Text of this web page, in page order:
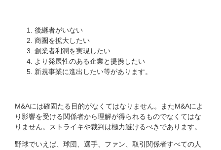
後継者がいない
商圏を拡大したい
創業者利潤を実現したい
より発展性のある企業と提携したい
新規事業に進出したい等があります。
M&Aには確固たる目的がなくてはなりません。またM&Aによ
り影響を受ける関係者から理解が得られるものでなくてはな
りません。ストライキや裁判は極力避けるべきであります。
野球でいえば、球団、選手、ファン、取引関係者すべての人